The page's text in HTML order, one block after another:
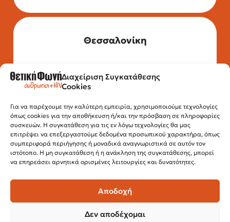
Διαχείριση Συγκατάθεσης
Cookies
Για να παρέχουμε την καλύτερη εμπειρία, χρησιμοποιούμε τεχνολογίες
όπως cookies για την αποθήκευση ή/και την πρόσβαση σε πληροφορίες
συσκευών. Η συγκατάθεση για τις εν λόγω τεχνολογίες θα μας
επιτρέψει να επεξεργαστούμε δεδομένα προσωπικού χαρακτήρα, όπως
συμπεριφορά περιήγησης ή μοναδικά αναγνωριστικά σε αυτόν τον
ιστότοπο. Η μη συγκατάθεση ή η ανάκληση της συγκατάθεσης, μπορεί
να επηρεάσει αρνητικά ορισμένες λειτουργίες και δυνατότητες.
Αποδοχή
Δεν αποδέχομαι
Θεσσαλονίκη
Τηλέφωνο: 2315 525 020
Fax: 210 32 15 644
Εγνατίας 112, 3ος όροφος, 54622,
Θεσσαλονίκη
Ώρες λειτουργίας:
Δευτέρα – Παρασκευή, 10:00 –14:00